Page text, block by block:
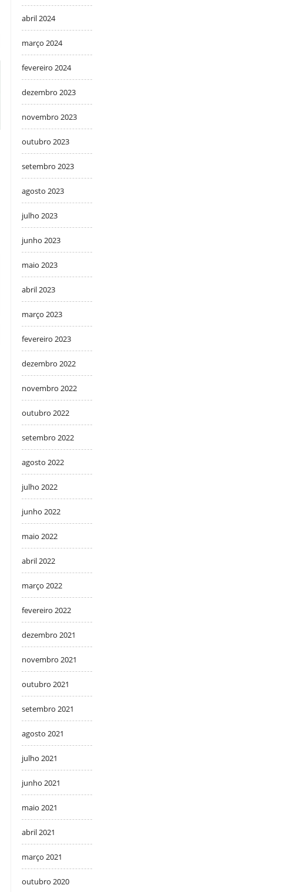
abril 2024
março 2024
fevereiro 2024
dezembro 2023
novembro 2023
outubro 2023
setembro 2023
agosto 2023
julho 2023
junho 2023
maio 2023
abril 2023
março 2023
fevereiro 2023
dezembro 2022
novembro 2022
outubro 2022
setembro 2022
agosto 2022
julho 2022
junho 2022
maio 2022
abril 2022
março 2022
fevereiro 2022
dezembro 2021
novembro 2021
outubro 2021
setembro 2021
agosto 2021
julho 2021
junho 2021
maio 2021
abril 2021
março 2021
outubro 2020